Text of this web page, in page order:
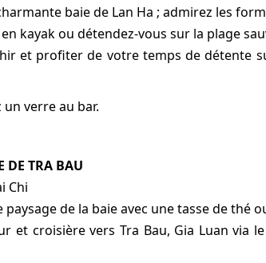
baie de Lan Ha ; admirez les
kayak ou détendez-vous sur la plage
et profiter de votre temps de détente
verre au bar.
DE TRA BAU
Chi
de la baie avec une tasse de thé
et croisière vers Tra Bau, Gia Luan via